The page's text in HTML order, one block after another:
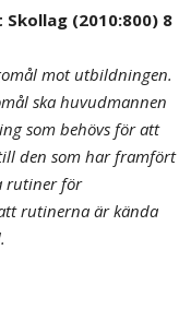
(2010:800) 8
mot utbildningen.
ska huvudmannen
som behövs för att
den som har framfört
rutiner för
rutinerna är kända